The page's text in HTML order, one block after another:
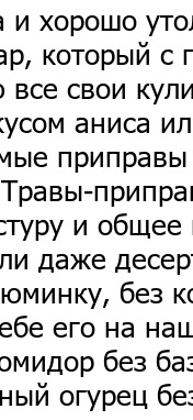
и хорошо
который
свои
аниса
приправы
и
даже
без
его на
без
огурец